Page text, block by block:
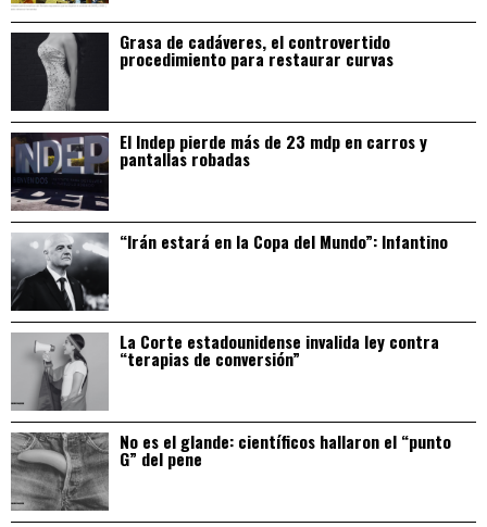
Grasa de cadáveres, el controvertido
procedimiento para restaurar curvas
El Indep pierde más de 23 mdp en carros y
pantallas robadas
“Irán estará en la Copa del Mundo”: Infantino
La Corte estadounidense invalida ley contra
“terapias de conversión”
No es el glande: científicos hallaron el “punto
G” del pene